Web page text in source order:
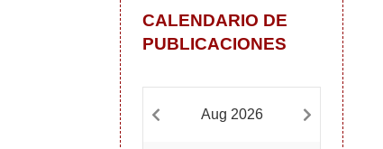
CALENDARIO DE
PUBLICACIONES
Aug 2026